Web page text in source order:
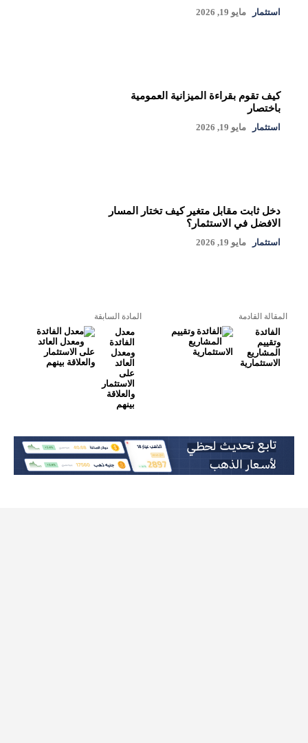
استثمار مايو 19, 2026
كيف تقوم بقراءة الميزانية العمومية
باختصار
استثمار مايو 19, 2026
دخل ثابت مقابل متغير كيف تختار المسار
الافضل في الاستثمار؟
استثمار مايو 19, 2026
المادة السابقة
معدل
الفائدة
ومعدل
العائد
على
الاستثمار
والعلاقة
بينهم
المقالة القادمة
الفائدة
وتقييم
المشاريع
الاستثمارية